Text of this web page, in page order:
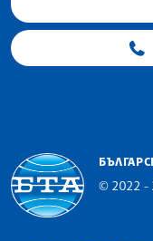
© 2022 -